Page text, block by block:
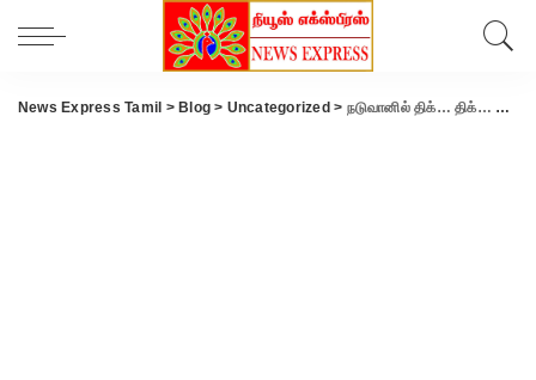
News Express Tamil > Blog > Uncategorized > நடுவானில் திக்… திக்… கனடா ஹெலிகாப்டர் மீது வெப்ப அலைகளை உமிழ்ந்த சீன போர் விமானம்..!